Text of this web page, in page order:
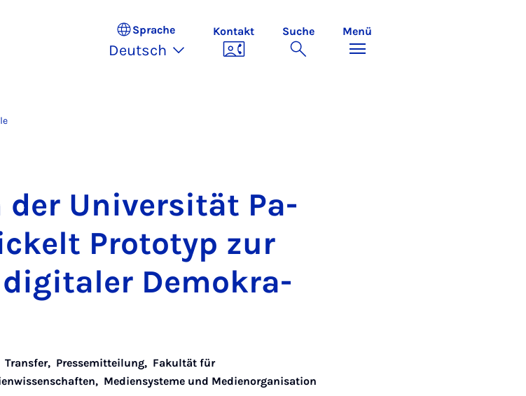
Sprache
Deutsch
Kontakt Suche Menü
der Uni­ver­si­tät Pa­
Pro­to­typ zur
di­gi­ta­ler De­mo­kra­
Transfer, Pressemitteilung, Fakultät für
, Mediensysteme und Medienorganisation